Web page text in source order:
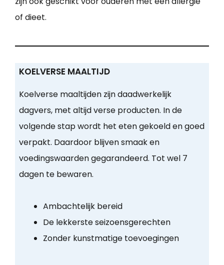
of dieet.
KOELVERSE MAALTIJD
Koelverse maaltijden zijn daadwerkelijk
dagvers, met altijd verse producten. In de
volgende stap wordt het eten gekoeld en goed
verpakt. Daardoor blijven smaak en
voedingswaarden gegarandeerd. Tot wel 7
dagen te bewaren.
Ambachtelijk bereid
De lekkerste seizoensgerechten
Zonder kunstmatige toevoegingen